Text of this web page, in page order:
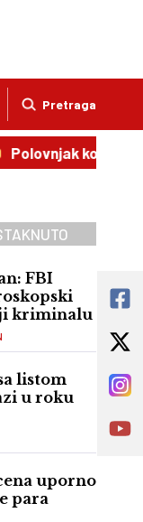
Pretraga
kojem cena
FBI
kriminalu
listom
u roku
uporno
para